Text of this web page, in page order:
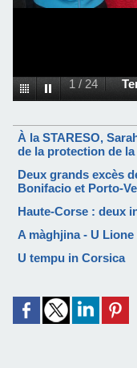
1 / 24
À la STARESO,
de la protection de
Deux grands excès
Bonifacio et Porto-
Haute-Corse : deux
A màghjina - U
U tempu in Corsica